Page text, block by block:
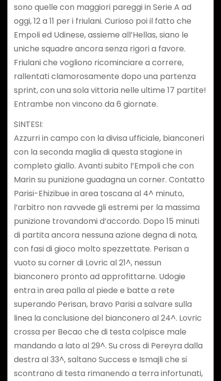
sono quelle con maggiori pareggi in Serie A ad
oggi, 12 a 11 per i friulani. Curioso poi il fatto che
Empoli ed Udinese, assieme all’Hellas, siano le
uniche squadre ancora senza rigori a favore.
Friulani che vogliono ricominciare a correre,
rallentati clamorosamente dopo una partenza
sprint, con una sola vittoria nelle ultime 17 partite!
Entrambe non vincono da 6 giornate.
SINTESI:
Azzurri in campo con la divisa ufficiale, bianconeri
con la seconda maglia di questa stagione in
completo giallo. Avanti subito l’Empoli che con
Marin su punizione guadagna un corner. Contatto
Parisi-Ehizibue in area toscana al 4^ minuto,
l’arbitro non ravvede gli estremi per la massima
punizione trovandomi d’accordo. Dopo 15 minuti
di partita ancora nessuna azione degna di nota,
con fasi di gioco molto spezzettate. Perisan a
vuoto su corner di Lovric al 21^, nessun
bianconero pronto ad approfittarne. Udogie
entra in area palla al piede e batte a rete
superando Perisan, bravo Parisi a salvare sulla
linea la conclusione del bianconero al 24^. Lovric
crossa per Becao che di testa colpisce male
mandando a lato al 29^. Su cross di Pereyra dalla
destra al 33^, saltano Success e Ismajli che si
scontrano di testa rimanendo a terra infortunati,